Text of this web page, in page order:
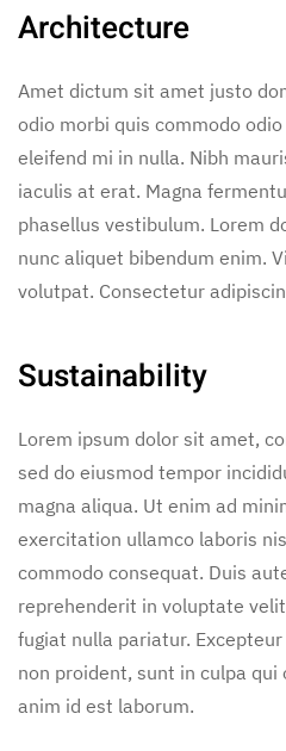
Architecture
Amet dictum sit amet justo
odio morbi quis commodo
eleifend mi in nulla. Nibh
iaculis at erat. Magna
phasellus vestibulum. Lorem
nunc aliquet bibendum enim.
volutpat. Consectetur
Sustainability
Lorem ipsum dolor sit amet,
sed do eiusmod tempor
magna aliqua. Ut enim ad
exercitation ullamco laboris
commodo consequat. Duis
reprehenderit in voluptate
fugiat nulla pariatur.
non proident, sunt in culpa
anim id est laborum.